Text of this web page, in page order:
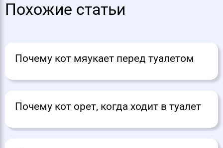
Похожие статьи
Почему кот мяукает перед туалетом
Почему кот орет, когда ходит в туалет